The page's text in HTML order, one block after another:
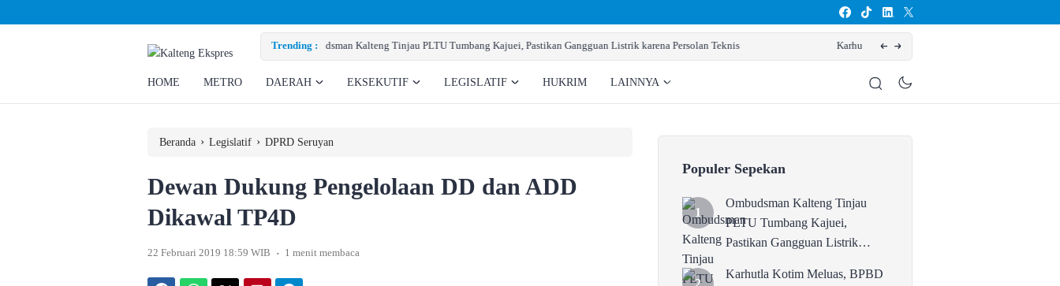
Trending :
Kalteng Tinjau PLTU Tumbang Kajuei, Pastikan Gangguan Listrik karena Persolan Teknis Karhutla Kotim Meluas, BPBD Sebut Sudah 138 Kejadian, Lahan Terbakar 300 Hektare
HOME METRO DAERAH EKSEKUTIF LEGISLATIF HUKRIM LAINNYA
Beranda › Legislatif › DPRD Seruyan
Dewan Dukung Pengelolaan DD dan ADD
Dikawal TP4D
22 Februari 2019 18:59 WIB . 1 menit membaca
Populer Sepekan
Ombudsman Kalteng Tinjau
PLTU Tumbang Kajuei,
Pastikan Gangguan Listrik
Karhutla Kotim Meluas, BPBD